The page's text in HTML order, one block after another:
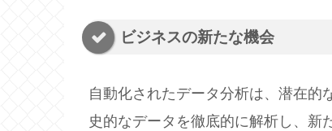
ビジネスの新たな機会
自動化されたデータ分析は、潜在的
史的なデータを徹底的に解析し、新